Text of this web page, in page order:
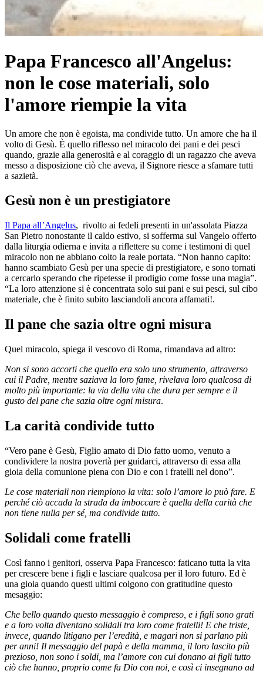
Papa Francesco all'Angelus:
non le cose materiali, solo
l'amore riempie la vita
Un amore che non è egoista, ma condivide tutto. Un amore che ha il
volto di Gesù. È quello riflesso nel miracolo dei pani e dei pesci
quando, grazie alla generosità e al coraggio di un ragazzo che aveva
messo a disposizione ciò che aveva, il Signore riesce a sfamare tutti
a sazietà.
Gesù non è un prestigiatore
Il Papa all’Angelus, rivolto ai fedeli presenti in un'assolata Piazza
San Pietro nonostante il caldo estivo, si sofferma sul Vangelo offerto
dalla liturgia odierna e invita a riflettere su come i testimoni di quel
miracolo non ne abbiano colto la reale portata. “Non hanno capito:
hanno scambiato Gesù per una specie di prestigiatore, e sono tornati
a cercarlo sperando che ripetesse il prodigio come fosse una magia”.
“La loro attenzione si è concentrata solo sui pani e sui pesci, sul cibo
materiale, che è finito subito lasciandoli ancora affamati!.
Il pane che sazia oltre ogni misura
Quel miracolo, spiega il vescovo di Roma, rimandava ad altro:
Non si sono accorti che quello era solo uno strumento, attraverso
cui il Padre, mentre saziava la loro fame, rivelava loro qualcosa di
molto più importante: la via della vita che dura per sempre e il
gusto del pane che sazia oltre ogni misura.
La carità condivide tutto
“Vero pane è Gesù, Figlio amato di Dio fatto uomo, venuto a
condividere la nostra povertà per guidarci, attraverso di essa alla
gioia della comunione piena con Dio e con i fratelli nel dono”.
Le cose materiali non riempiono la vita: solo l’amore lo può fare. E
perché ciò accada la strada da imboccare è quella della carità che
non tiene nulla per sé, ma condivide tutto.
Solidali come fratelli
Così fanno i genitori, osserva Papa Francesco: faticano tutta la vita
per crescere bene i figli e lasciare qualcosa per il loro futuro. Ed è
una gioia quando questi ultimi colgono con gratitudine questo
mesaggio:
Che bello quando questo messaggio è compreso, e i figli sono grati
e a loro volta diventano solidali tra loro come fratelli! E che triste,
invece, quando litigano per l’eredità, e magari non si parlano più
per anni! Il messaggio del papà e della mamma, il loro lascito più
prezioso, non sono i soldi, ma l’amore con cui donano ai figli tutto
ciò che hanno, proprio come fa Dio con noi, e così ci insegnano ad